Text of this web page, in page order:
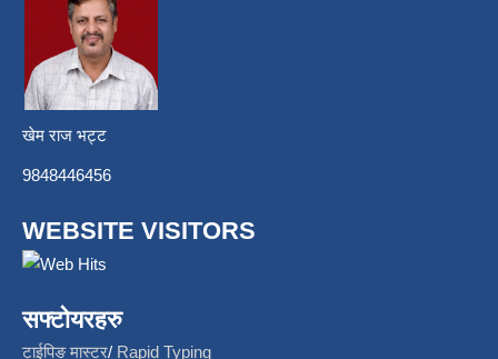
खेम राज भट्ट
9848446456
WEBSITE VISITORS
सफ्टोयरहरु
टाईपिङ मास्टर/ Rapid Typing